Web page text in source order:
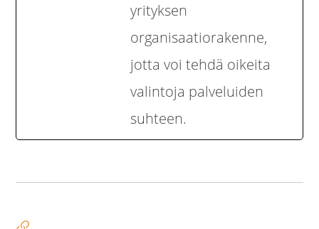
yrityksen
organisaatiorakenne,
jotta voi tehdä oikeita
valintoja palveluiden
suhteen.